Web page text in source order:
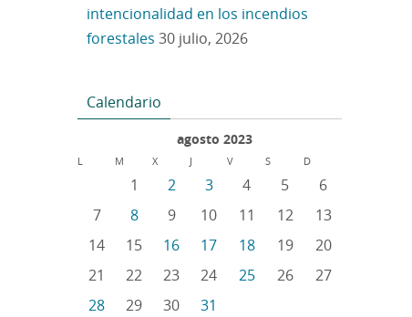
intencionalidad en los incendios
forestales 30 julio, 2026
Calendario
agosto 2023
L M X J V S D
1 2 3 4 5
6
7
8 9 10 11 12
13
14
15 16 17 18 19
20
21
22 23 24 25 26
27
28
29 30
31